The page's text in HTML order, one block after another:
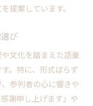
提案しています。
び
文化を踏まえた語彙
。特に、形式ばらず
参列者の心に響きや
謝申し上げます」や